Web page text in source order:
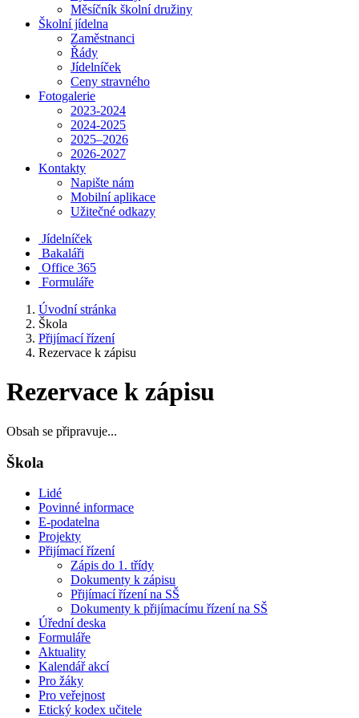
Měsíčník školní družiny
Školní jídelna
Zaměstnanci
Řády
Jídelníček
Ceny stravného
Fotogalerie
2023-2024
2024-2025
2025–2026
2026-2027
Kontakty
Napište nám
Mobilní aplikace
Užitečné odkazy
Jídelníček
Bakaláři
Office 365
Formuláře
Úvodní stránka
Škola
Přijímací řízení
Rezervace k zápisu
Rezervace k zápisu
Obsah se připravuje...
Škola
Lidé
Povinné informace
E-podatelna
Projekty
Přijímací řízení
Zápis do 1. třídy
Dokumenty k zápisu
Přijímací řízení na SŠ
Dokumenty k přijímacímu řízení na SŠ
Úřední deska
Formuláře
Aktuality
Kalendář akcí
Pro žáky
Pro veřejnost
Etický kodex učitele